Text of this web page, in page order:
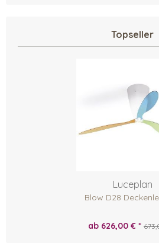
Topseller
Luceplan
Blow D28
ab 626,00 € *